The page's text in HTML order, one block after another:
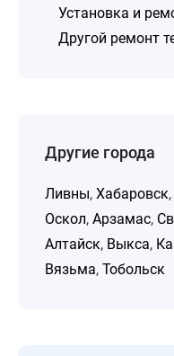
Установка и
Другой ремонт
Другие города
Ливны, Хабаровск,
Оскол, Арзамас,
Алтайск, Выкса,
Вязьма, Тобольск